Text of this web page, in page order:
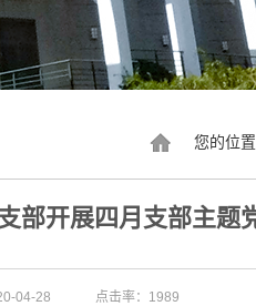
您的位置
部开展四月支部主题
04-28 点击率： 1989